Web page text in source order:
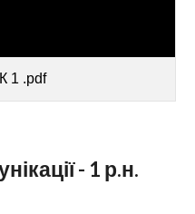
1 .pdf
- 1 р.н.